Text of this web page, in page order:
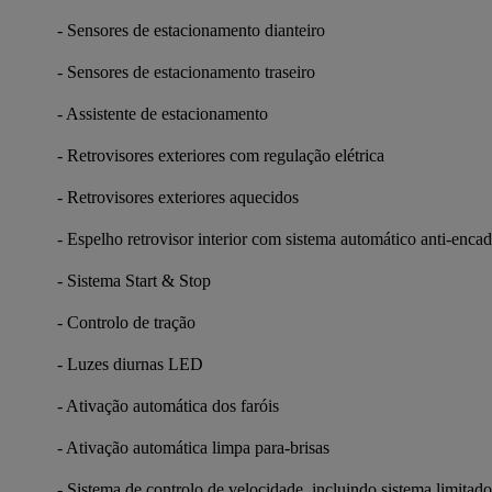
- Sensores de estacionamento dianteiro
- Sensores de estacionamento traseiro
- Assistente de estacionamento
- Retrovisores exteriores com regulação elétrica
- Retrovisores exteriores aquecidos
- Espelho retrovisor interior com sistema automático anti-
- Sistema Start & Stop
- Controlo de tração
- Luzes diurnas LED
- Ativação automática dos faróis
- Ativação automática limpa para-brisas